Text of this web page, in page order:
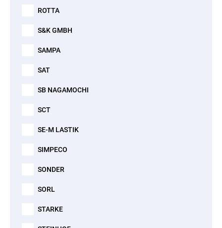
ROTTA
S&K GMBH
SAMPA
SAT
SB NAGAMOCHI
SCT
SE-M LASTIK
SIMPECO
SONDER
SORL
STARKE